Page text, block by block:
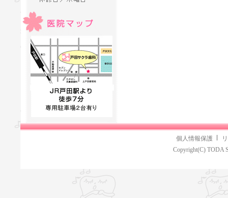
個人情報保護
Copyright(C) TODA